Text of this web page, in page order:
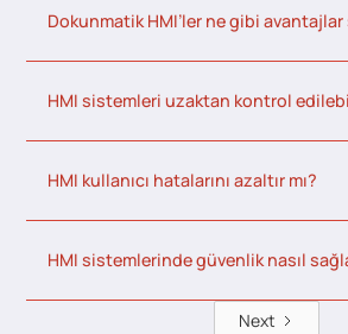
Dokunmatik HMI’ler ne gibi
HMI sistemleri uzaktan kontrol
HMI kullanıcı hatalarını azaltır mı?
HMI sistemlerinde güvenlik nasıl
Next